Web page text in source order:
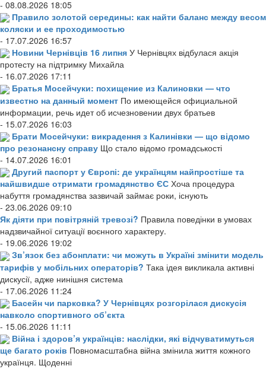
- 08.08.2026 18:05
Правило золотой середины: как найти баланс между весом
коляски и ее проходимостью
- 17.07.2026 16:57
Новини Чернівців 16 липня У Чернівцях відбулася акція
протесту на підтримку Михайла
- 16.07.2026 17:11
Братья Мосейчуки: похищение из Калиновки — что
известно на данный момент По имеющейся официальной
информации, речь идет об исчезновении двух братьев
- 15.07.2026 16:03
Брати Мосейчуки: викрадення з Калинівки — що відомо
про резонансну справу Що стало відомо громадськості
- 14.07.2026 16:01
Другий паспорт у Європі: де українцям найпростіше та
найшвидше отримати громадянство ЄС Хоча процедура
набуття громадянства зазвичай займає роки, існують
- 23.06.2026 09:10
Як діяти при повітряній тревозі? Правила поведінки в умовах
надзвичайної ситуації воєнного характеру.
- 19.06.2026 19:02
Зв’язок без абонплати: чи можуть в Україні змінити модель
тарифів у мобільних операторів? Така ідея викликала активні
дискусії, адже нинішня система
- 17.06.2026 11:24
Басейн чи парковка? У Чернівцях розгорілася дискусія
навколо спортивного об’єкта
- 15.06.2026 11:11
Війна і здоров’я українців: наслідки, які відчуватимуться
ще багато років Повномасштабна війна змінила життя кожного
українця. Щоденні